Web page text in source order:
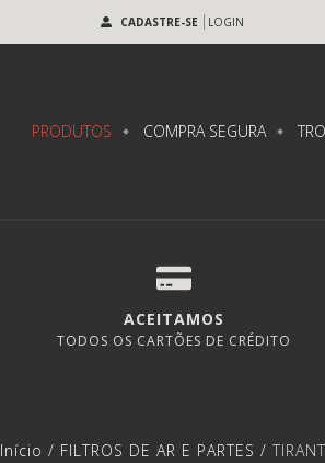
CADASTRE-SE LOGIN
PRODUTOS COMPRA SEGURA
ACEITAMOS
TODOS OS CARTÕES DE CRÉDITO
Início / FILTROS DE AR E PARTES /